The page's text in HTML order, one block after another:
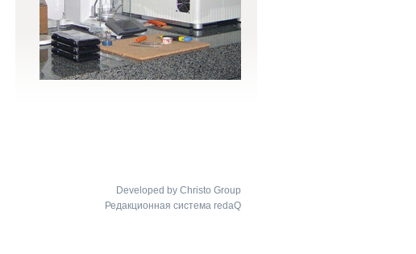
Developed by Christo Group
Редакционная система redaQ